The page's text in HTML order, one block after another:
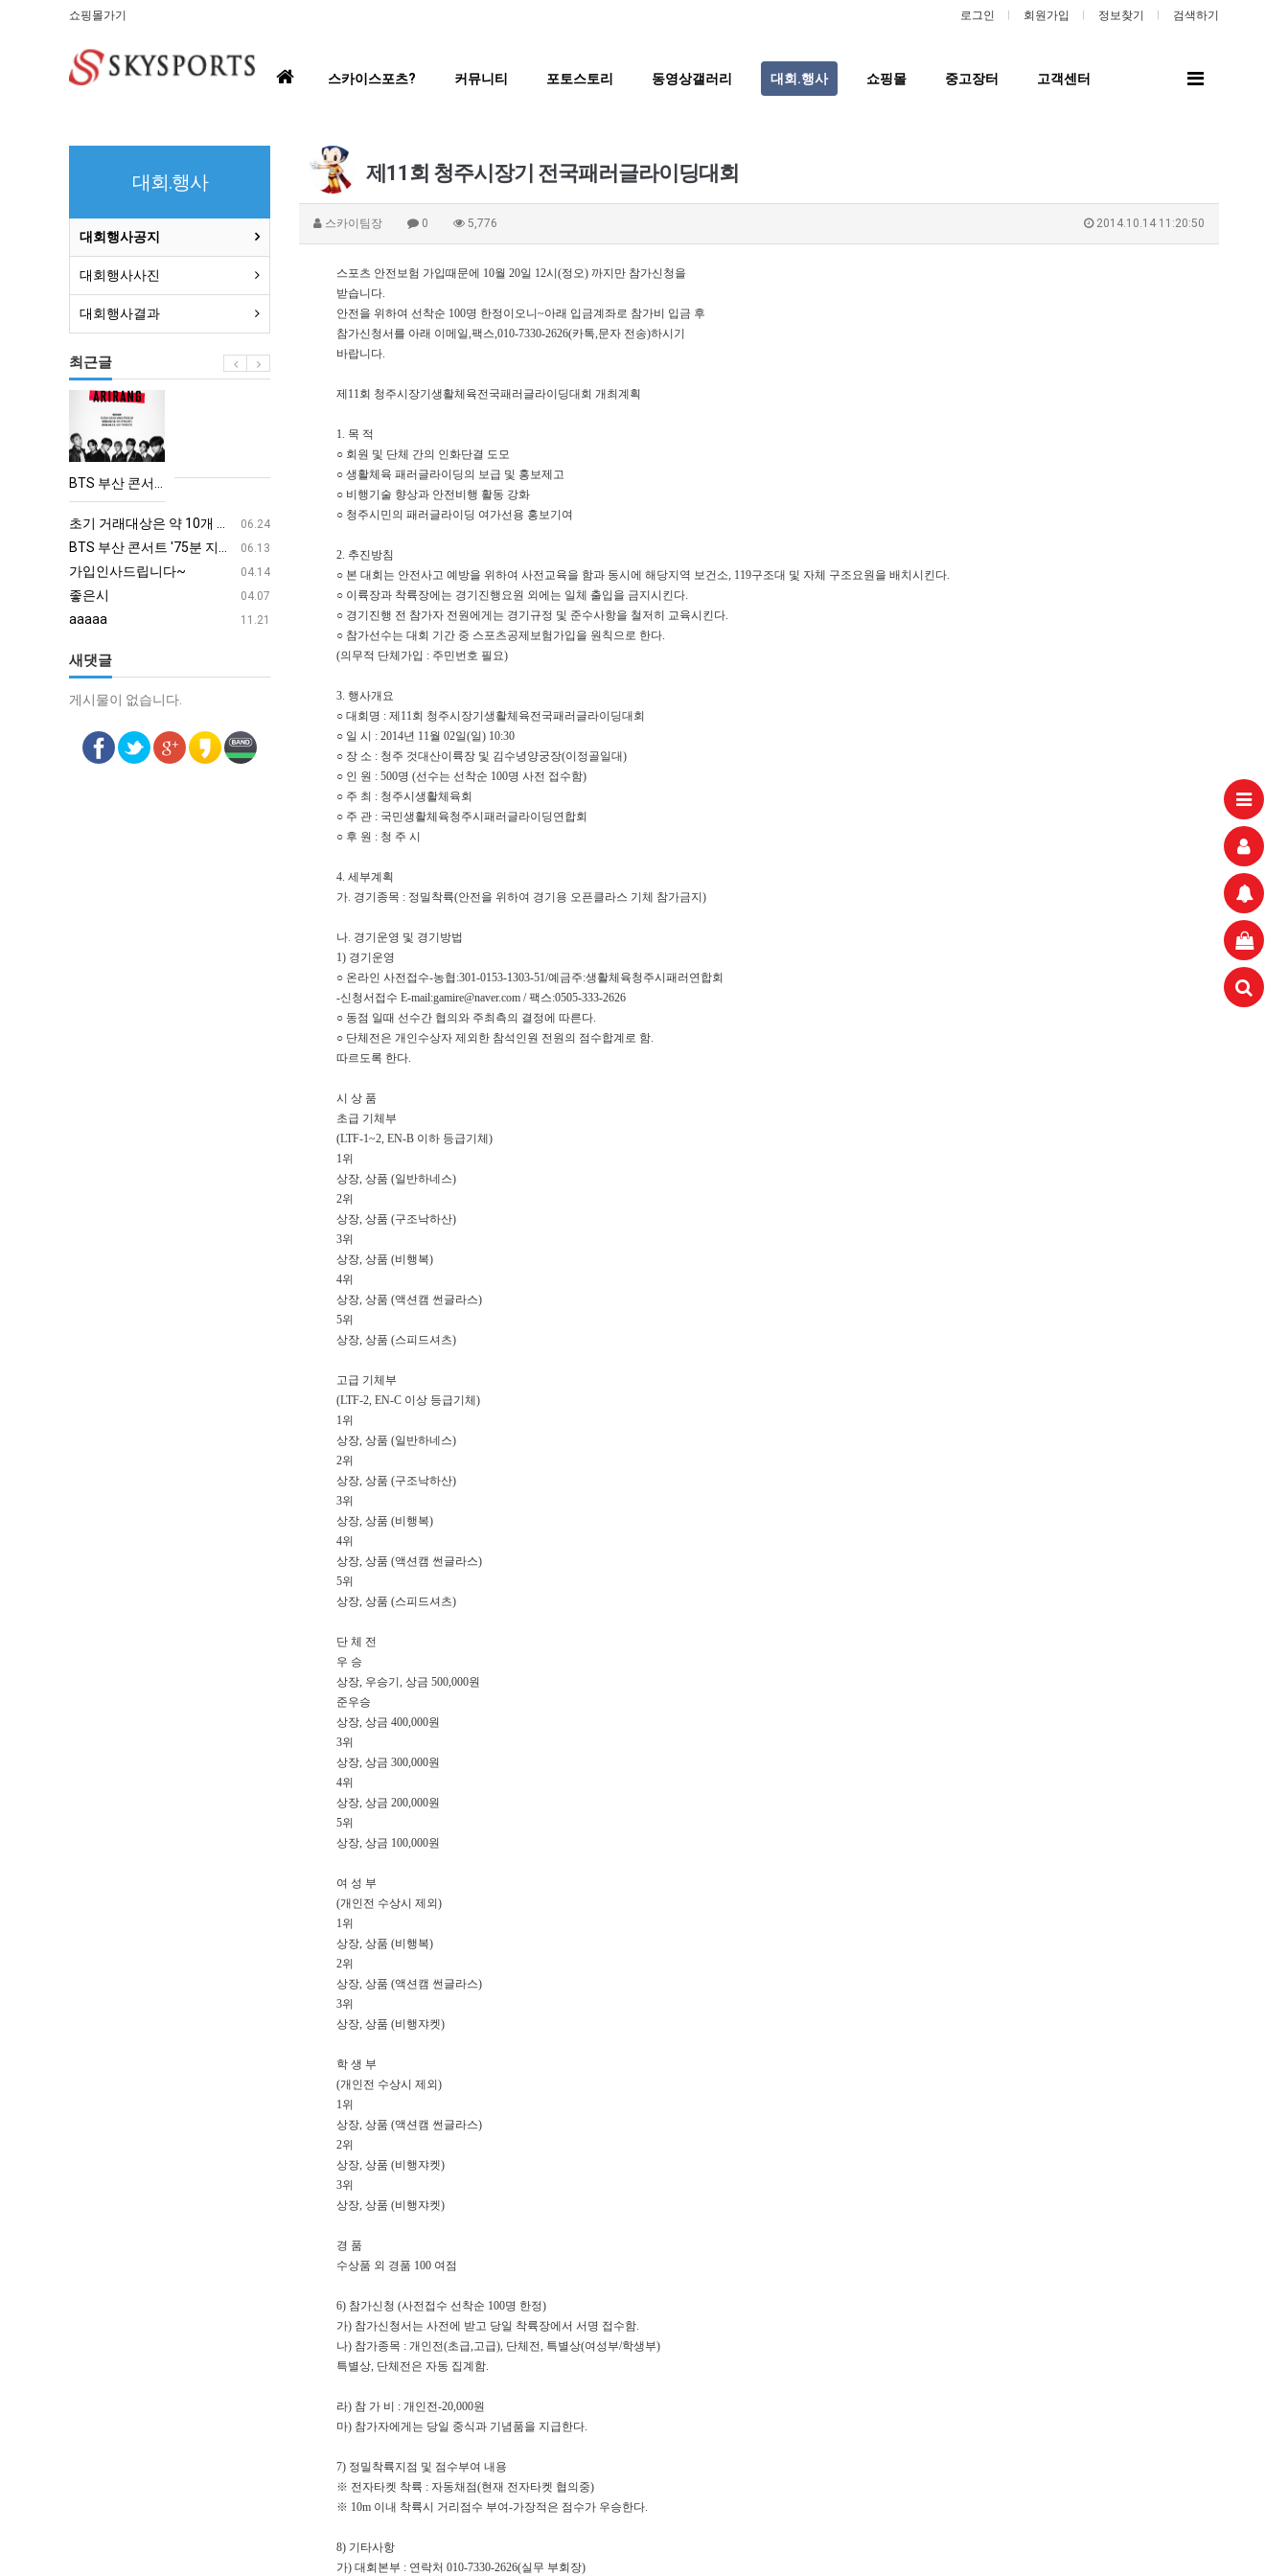
쇼핑몰가기 로그인 회원가입 정보찾기 검색하기
홈
스카이스포츠? 커뮤니티 포토스토리 동영상갤러리 대회.행사 쇼핑몰 중고장터 고객센터
전
제11회 청주시장기 전국패러글라이딩대회
스카이팀장 0 5,776 2014.10.14 11:20:50
스포츠 안전보험 가입때문에 10월 20일 12시(정오) 까지만 참가신청을
받습니다.
안전을 위하여 선착순 100명 한정이오니~아래 입금계좌로 참가비 입금 후
참가신청서를 아래 이메일,팩스,010-7330-2626(카톡,문자 전송)하시기
바랍니다.
제11회 청주시장기생활체육전국패러글라이딩대회 개최계획
1. 목 적
○ 회원 및 단체 간의 인화단결 도모
○ 생활체육 패러글라이딩의 보급 및 홍보제고
○ 비행기술 향상과 안전비행 활동 강화
○ 청주시민의 패러글라이딩 여가선용 홍보기여
2. 추진방침
○ 본 대회는 안전사고 예방을 위하여 사전교육을 함과 동시에 해당지역 보건소, 119구조대 및 자체 구조요원을 배치시킨다.
○ 이륙장과 착륙장에는 경기진행요원 외에는 일체 출입을 금지시킨다.
○ 경기진행 전 참가자 전원에게는 경기규정 및 준수사항을 철저히 교육시킨다.
○ 참가선수는 대회 기간 중 스포츠공제보험가입을 원칙으로 한다.
(의무적 단체가입 : 주민번호 필요)
3. 행사개요
○ 대회명 : 제11회 청주시장기생활체육전국패러글라이딩대회
○ 일 시 : 2014년 11월 02일(일) 10:30
○ 장 소 : 청주 것대산이륙장 및 김수녕양궁장(이정골일대)
○ 인 원 : 500명 (선수는 선착순 100명 사전 접수함)
○ 주 최 : 청주시생활체육회
○ 주 관 : 국민생활체육청주시패러글라이딩연합회
○ 후 원 : 청 주 시
4. 세부계획
가. 경기종목 : 정밀착륙(안전을 위하여 경기용 오픈클라스 기체 참가금지)
나. 경기운영 및 경기방법
1) 경기운영
○ 온라인 사전접수-농협:301-0153-1303-51/예금주:생활체육청주시패러연합회
-신청서접수 E-mail:gamire@naver.com / 팩스:0505-333-2626
○ 동점 일때 선수간 협의와 주최측의 결정에 따른다.
○ 단체전은 개인수상자 제외한 참석인원 전원의 점수합계로 함.
따르도록 한다.
시 상 품
초급 기체부
(LTF-1~2, EN-B 이하 등급기체)
1위
상장, 상품 (일반하네스)
2위
상장, 상품 (구조낙하산)
3위
상장, 상품 (비행복)
4위
상장, 상품 (액션캠 썬글라스)
5위
상장, 상품 (스피드셔츠)
고급 기체부
(LTF-2, EN-C 이상 등급기체)
1위
상장, 상품 (일반하네스)
2위
상장, 상품 (구조낙하산)
3위
상장, 상품 (비행복)
4위
상장, 상품 (액션캠 썬글라스)
5위
상장, 상품 (스피드셔츠)
단 체 전
우 승
상장, 우승기, 상금 500,000원
준우승
상장, 상금 400,000원
3위
상장, 상금 300,000원
4위
상장, 상금 200,000원
5위
상장, 상금 100,000원
여 성 부
(개인전 수상시 제외)
1위
상장, 상품 (비행복)
2위
상장, 상품 (액션캠 썬글라스)
3위
상장, 상품 (비행쟈켓)
학 생 부
(개인전 수상시 제외)
1위
상장, 상품 (액션캠 썬글라스)
2위
상장, 상품 (비행쟈켓)
3위
상장, 상품 (비행쟈켓)
경 품
수상품 외 경품 100 여점
6) 참가신청 (사전접수 선착순 100명 한정)
가) 참가신청서는 사전에 받고 당일 착륙장에서 서명 접수함.
나) 참가종목 : 개인전(초급,고급), 단체전, 특별상(여성부/학생부)
특별상, 단체전은 자동 집계함.
라) 참 가 비 : 개인전-20,000원
마) 참가자에게는 당일 중식과 기념품을 지급한다.
7) 정밀착륙지점 및 점수부여 내용
※ 전자타켓 착륙 : 자동채점(현재 전자타켓 협의중)
※ 10m 이내 착륙시 거리점수 부여-가장적은 점수가 우승한다.
8) 기타사항
가) 대회본부 : 연락처 010-7330-2626(실무 부회장)
대회.행사
대회행사공지
대회행사사진
대회행사결과
최근글
BTS
산
트
'75
분
지
연'
토…
"큰
BTS 부산 콘서트 '75분 지연' 성토…하이브 "큰 실망·불편" 사과
06.24
초기 거래대상은 약 10개 종목으로 시작해 최대 100개까지 확대할 방침이다. 구체적인 거래 대상 ETF는 아직 확정되지 않았지만, 시장 대표성이나 거래량을 고려해 선정할 계획이다.
06.13
BTS 부산 콘서트 '75분 지연' 성토…하이브 "큰 실망·불편" 사과
04.14
가입인사드립니다~
04.07
좋은시
11.21
aaaaa
11.21
11.21
09.17
혹시 오프라인 모임이 있나요?
08.20
회원가입 인사드립니다.
ddddd
분
04.14
가입인사드립니다~
새댓글
게시물이 없습니다. 게시물이 없습니다.